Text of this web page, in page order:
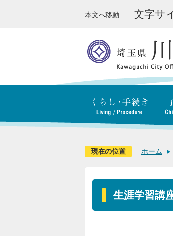
本文へ移動 文字サ
現在の位置 ホーム
生涯学習講